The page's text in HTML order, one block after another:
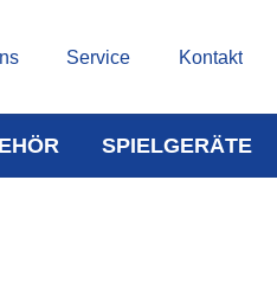
Service Kontakt
SPIELGERÄTE